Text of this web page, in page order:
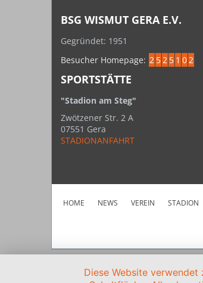
BSG WISMUT GERA E.V.
Gegründet: 1951
Besucher Homepage: 2 52 5 1 02
SPORTSTÄTTE
"Stadion am Steg"
Zwötzener Str. 2 A
07551 Gera
STADIONANFAHRT
HOME NEWS VEREIN STADION
Diese Website